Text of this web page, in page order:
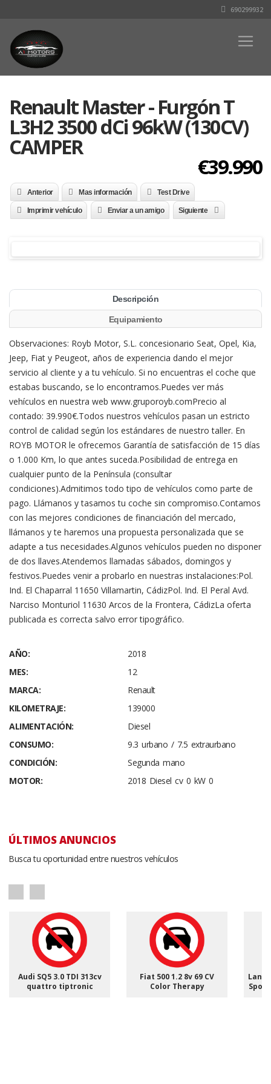
690299932
Renault Master - Furgón T
L3H2 3500 dCi 96kW (130CV)
CAMPER
€39.990
Anterior Mas información Test Drive
Imprimir vehículo Enviar a un amigo Siguiente
Descripción
Equipamiento
Observaciones: Royb Motor, S.L. concesionario Seat, Opel, Kia,
Jeep, Fiat y Peugeot, años de experiencia dando el mejor
servicio al cliente y a tu vehículo. Si no encuentras el coche que
estabas buscando, se lo encontramos.Puedes ver más
vehículos en nuestra web www.gruporoyb.comPrecio al
contado: 39.990€.Todos nuestros vehículos pasan un estricto
control de calidad según los estándares de nuestro taller. En
ROYB MOTOR le ofrecemos Garantía de satisfacción de 15 días
o 1.000 Km, lo que antes suceda.Posibilidad de entrega en
cualquier punto de la Península (consultar
condiciones).Admitimos todo tipo de vehículos como parte de
pago. Llámanos y tasamos tu coche sin compromiso.Contamos
con las mejores condiciones de financiación del mercado,
llámanos y te haremos una propuesta personalizada que se
adapte a tus necesidades.Algunos vehículos pueden no disponer
de dos llaves.Atendemos llamadas sábados, domingos y
festivos.Puedes venir a probarlo en nuestras instalaciones:Pol.
Ind. El Chaparral 11650 Villamartin, CádizPol. Ind. El Peral Avd.
Narciso Monturiol 11630 Arcos de la Frontera, CádizLa oferta
publicada es correcta salvo error tipográfico.
AÑO:
2018
MES:
12
MARCA:
Renault
KILOMETRAJE:
139000
ALIMENTACIÓN:
Diesel
CONSUMO:
9.3 urbano / 7.5 extraurbano
CONDICIÓN:
Segunda mano
MOTOR:
2018 Diesel cv 0 kW 0
ÚLTIMOS ANUNCIOS
Busca tu oportunidad entre nuestros vehículos
Audi SQ5 3.0 TDI 313cv
quattro tiptronic
Fiat 500 1.2 8v 69 CV
Color Therapy
Land
Sport